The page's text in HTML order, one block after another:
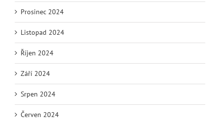
Prosinec 2024
Listopad 2024
Říjen 2024
Září 2024
Srpen 2024
Červen 2024